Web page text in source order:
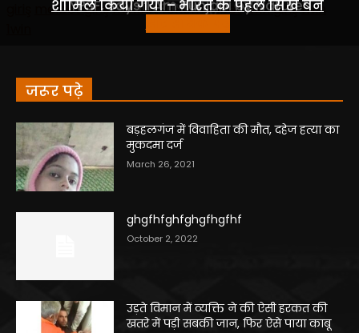
जरूर पढ़े
बड़हलगंज में विवाहिता की मौत, दहेज हत्या का
मुकदमा दर्ज
March 26, 2021
ghgfhfghfghgfhgfhf
October 2, 2022
उड़ते विमान में व्यक्ति ने की ऐसी हरकत की
खतरे में पड़ी सबकी जान, फिर ऐसे पाया काबू